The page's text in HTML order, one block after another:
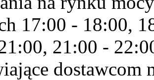
17:00 - 18:00,
21:00 -
dostawcom